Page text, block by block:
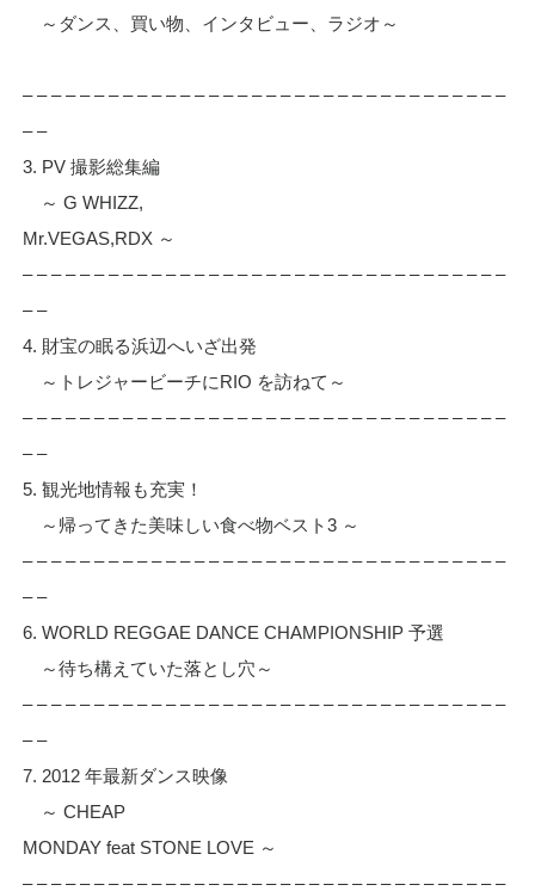
～ダンス、買い物、インタビュー、ラジオ～
– – – – – – – – – – – – – – – – – – – – – – – – – – – – – – – – – –
– –
3. PV 撮影総集編
～ G WHIZZ,
Mr.VEGAS,RDX ～
– – – – – – – – – – – – – – – – – – – – – – – – – – – – – – – – – –
– –
4. 財宝の眠る浜辺へいざ出発
～トレジャービーチにRIO を訪ねて～
– – – – – – – – – – – – – – – – – – – – – – – – – – – – – – – – – –
– –
5. 観光地情報も充実！
～帰ってきた美味しい食べ物ベスト3 ～
– – – – – – – – – – – – – – – – – – – – – – – – – – – – – – – – – –
– –
6. WORLD REGGAE DANCE CHAMPIONSHIP 予選
～待ち構えていた落とし穴～
– – – – – – – – – – – – – – – – – – – – – – – – – – – – – – – – – –
– –
7. 2012 年最新ダンス映像
～ CHEAP
MONDAY feat STONE LOVE ～
– – – – – – – – – – – – – – – – – – – – – – – – – – – – – – – – – –